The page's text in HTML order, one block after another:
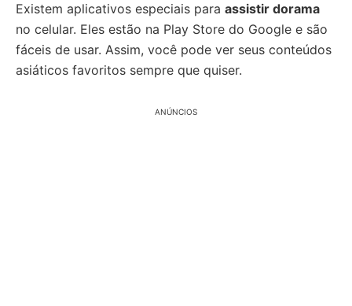
Existem aplicativos especiais para assistir dorama
no celular. Eles estão na Play Store do Google e são
fáceis de usar. Assim, você pode ver seus conteúdos
asiáticos favoritos sempre que quiser.
ANÚNCIOS